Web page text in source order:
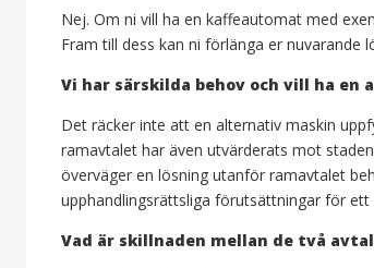
Nej. Om ni vill ha en kaffeautomat med
Fram till dess kan ni förlänga er nuvarande
Vi har särskilda behov och vill ha
Det räcker inte att en alternativ maskin
ramavtalet har även utvärderats mot
överväger en lösning utanför ramavtalet
upphandlingsrättsliga förutsättningar för ett
Vad är skillnaden mellan de två